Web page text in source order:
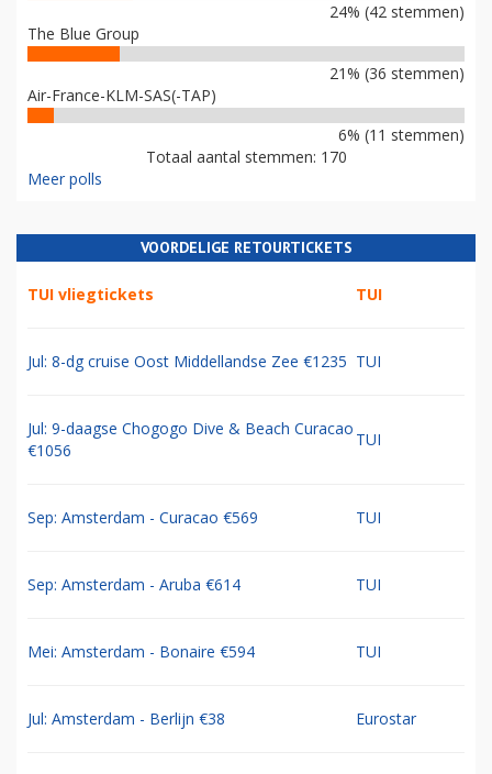
24% (42 stemmen)
The Blue Group
21% (36 stemmen)
Air-France-KLM-SAS(-TAP)
6% (11 stemmen)
Totaal aantal stemmen: 170
Meer polls
VOORDELIGE RETOURTICKETS
TUI vliegtickets TUI
Jul: 8-dg cruise Oost Middellandse Zee €1235 TUI
Jul: 9-daagse Chogogo Dive & Beach Curacao
€1056
TUI
Sep: Amsterdam - Curacao €569 TUI
Sep: Amsterdam - Aruba €614 TUI
Mei: Amsterdam - Bonaire €594 TUI
Jul: Amsterdam - Berlijn €38 Eurostar